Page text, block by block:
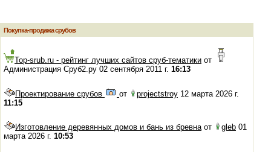
Покупка-продажа срубов
Top-srub.ru - рейтинг лучших сайтов сруб-тематики от
Администрация Сруб2.ру 02 сентября 2011 г. 16:13
Проектирование срубов от projectstroy 12 марта 2026 г.
11:15
Изготовление деревянных домов и бань из бревнаот gleb 01
марта 2026 г. 10:53